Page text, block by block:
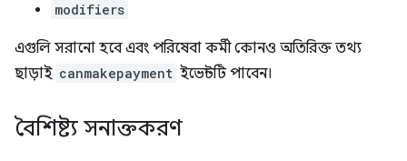
modifiers
এগুলি সরানো হবে এবং পরিষেবা কর্মী কোনও অতিরিক্ত তথ্য
ছাড়াই canmakepayment ইভেন্টটি পাবেন।
বৈশিষ্ট্য সনাক্তকরণ